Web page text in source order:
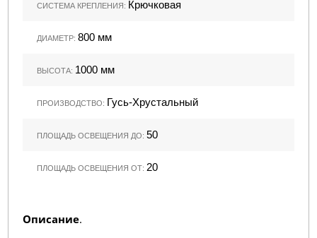
СИСТЕМА КРЕПЛЕНИЯ: Крючковая
ДИАМЕТР:800 мм
ВЫСОТА: 1000 мм
ПРОИЗВОДСТВО: Гусь-Хрустальный
ПЛОЩАДЬ ОСВЕЩЕНИЯ ДО:50
ПЛОЩАДЬ ОСВЕЩЕНИЯ ОТ: 20
Описание.